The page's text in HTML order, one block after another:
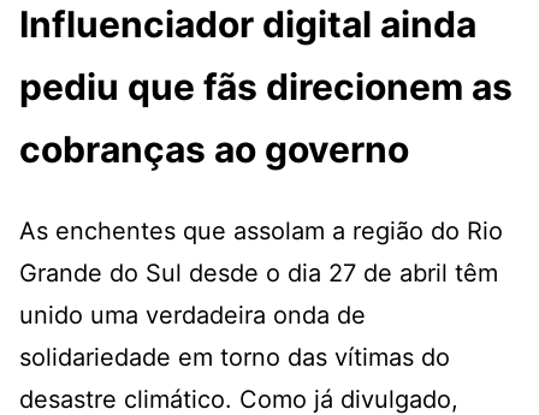
Influenciador digital ainda
pediu que fãs direcionem as
cobranças ao governo
As enchentes que assolam a região do Rio
Grande do Sul desde o dia 27 de abril têm
unido uma verdadeira onda de
solidariedade em torno das vítimas do
desastre climático. Como já divulgado,